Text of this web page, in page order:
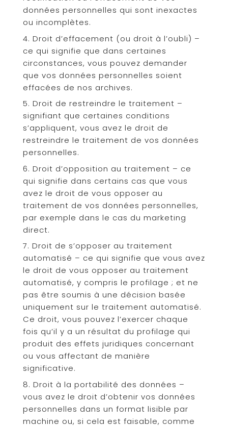
données personnelles qui sont inexactes
ou incomplètes.
Droit d’effacement (ou droit à l’oubli) –
ce qui signifie que dans certaines
circonstances, vous pouvez demander
que vos données personnelles soient
effacées de nos archives.
Droit de restreindre le traitement –
signifiant que certaines conditions
s’appliquent, vous avez le droit de
restreindre le traitement de vos données
personnelles.
Droit d’opposition au traitement – ce
qui signifie dans certains cas que vous
avez le droit de vous opposer au
traitement de vos données personnelles,
par exemple dans le cas du marketing
direct.
Droit de s’opposer au traitement
automatisé – ce qui signifie que vous avez
le droit de vous opposer au traitement
automatisé, y compris le profilage ; et ne
pas être soumis à une décision basée
uniquement sur le traitement automatisé.
Ce droit, vous pouvez l’exercer chaque
fois qu’il y a un résultat du profilage qui
produit des effets juridiques concernant
ou vous affectant de manière
significative.
Droit à la portabilité des données –
vous avez le droit d’obtenir vos données
personnelles dans un format lisible par
machine ou, si cela est faisable, comme